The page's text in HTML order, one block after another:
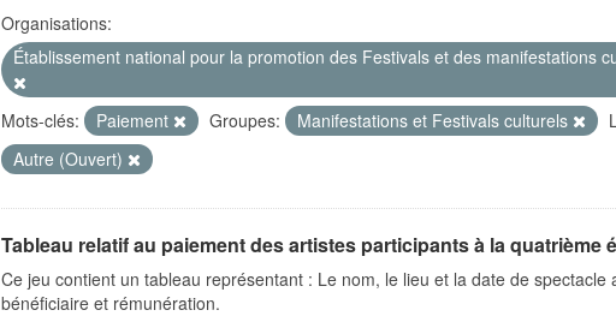
Organisations:
Établissement national pour la promotion des Festivals et des manifestations
Mots-clés: Paiement Groupes: Manifestations et Festivals culturels
Autre (Ouvert)
Tableau relatif au paiement des artistes participants à la quatrième
Ce jeu contient un tableau représentant : Le nom, le lieu et la date de spectacle
bénéficiaire et rémunération.